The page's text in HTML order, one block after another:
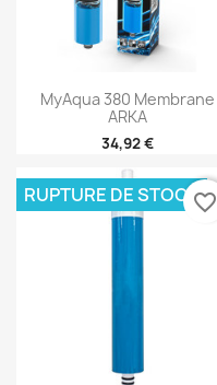
MyAqua 380 Membrane
ARKA
34,92 €
RUPTURE DE STOCKfavorite_border